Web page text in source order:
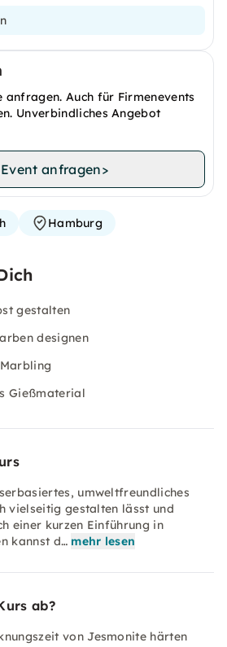
Auch für Firmenevents
Unverbindliches Angebot
Event anfragen>
Hamburg
gestalten
designen
Gießmaterial
umweltfreundliches
vielseitig gestalten lässt und
einer kurzen Einführung in
kannst d… mehr lesen
ab?
von Jesmonite härten